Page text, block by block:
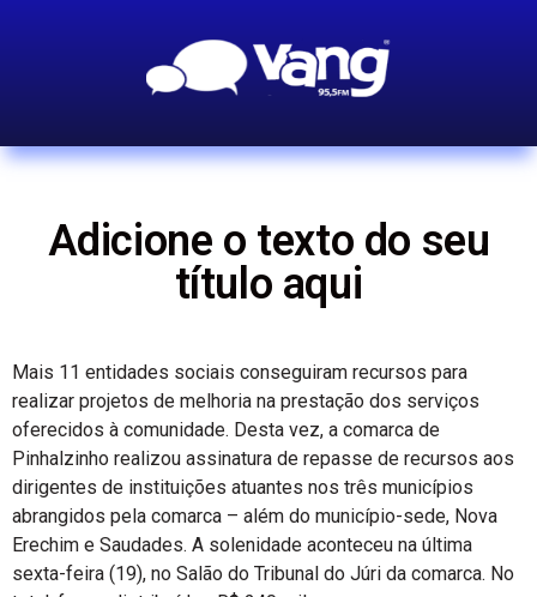
Adicione o texto do seu
título aqui
Mais 11 entidades sociais conseguiram recursos para
realizar projetos de melhoria na prestação dos serviços
oferecidos à comunidade. Desta vez, a comarca de
Pinhalzinho realizou assinatura de repasse de recursos aos
dirigentes de instituições atuantes nos três municípios
abrangidos pela comarca – além do município-sede, Nova
Erechim e Saudades. A solenidade aconteceu na última
sexta-feira (19), no Salão do Tribunal do Júri da comarca. No